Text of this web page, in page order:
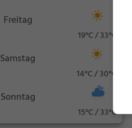
Freitag
19°C / 33°C
Samstag
14°C / 30°C
Sonntag
15°C / 33°C